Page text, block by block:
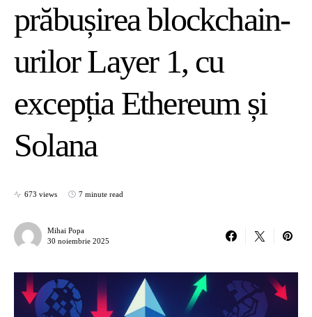
prăbușirea blockchain-
urilor Layer 1, cu
excepția Ethereum și
Solana
673 views 7 minute read
Mihai Popa
30 noiembrie 2025